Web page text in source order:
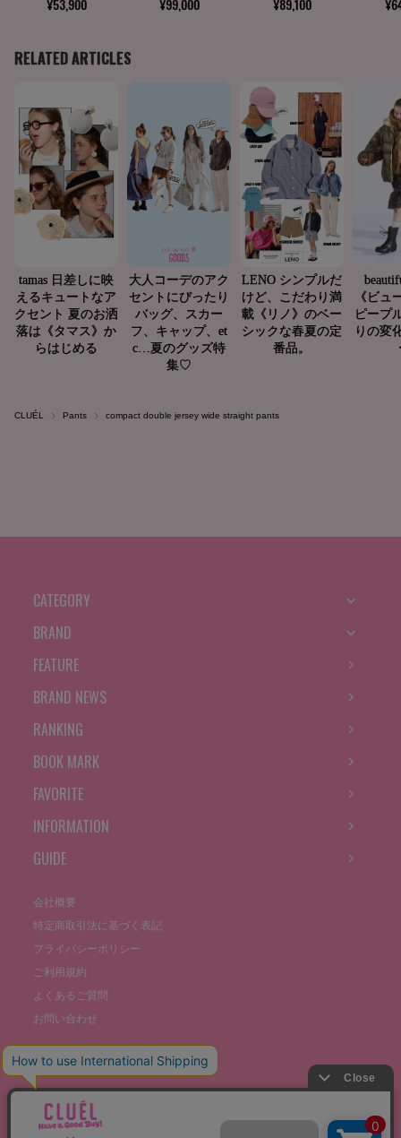
CLUÉL Pants compact double jersey wide straight pants
CATEGORY
BRAND
FEATURE
BRAND NEWS
RANKING
BOOK MARK
FAVORITE
INFORMATION
GUIDE
会社概要
特定商取引法に基づく表記
プライバシーポリシー
ご利用規約
よくあるご質問
お問い合わせ
©THE STOCKS CO., LTD